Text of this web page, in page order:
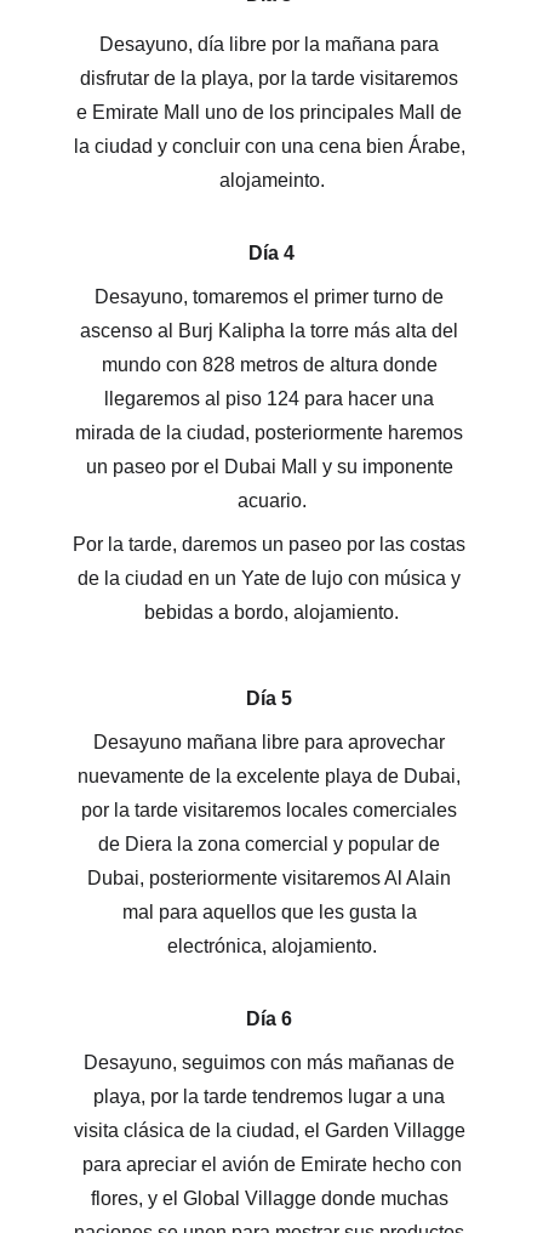
Desayuno, día libre por la mañana para
disfrutar de la playa, por la tarde visitaremos
e Emirate Mall uno de los principales Mall de
la ciudad y concluir con una cena bien Árabe,
alojameinto.
Día 4
Desayuno, tomaremos el primer turno de
ascenso al Burj Kalipha la torre más alta del
mundo con 828 metros de altura donde
llegaremos al piso 124 para hacer una
mirada de la ciudad, posteriormente haremos
un paseo por el Dubai Mall y su imponente
acuario.
Por la tarde, daremos un paseo por las costas
de la ciudad en un Yate de lujo con música y
bebidas a bordo, alojamiento.
Día 5
Desayuno mañana libre para aprovechar
nuevamente de la excelente playa de Dubai,
por la tarde visitaremos locales comerciales
de Diera la zona comercial y popular de
Dubai, posteriormente visitaremos Al Alain
mal para aquellos que les gusta la
electrónica, alojamiento.
Día 6
Desayuno, seguimos con más mañanas de
playa, por la tarde tendremos lugar a una
visita clásica de la ciudad, el Garden Villagge
para apreciar el avión de Emirate hecho con
flores, y el Global Villagge donde muchas